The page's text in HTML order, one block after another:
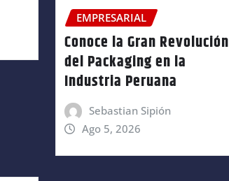
EMPRESARIAL
Conoce la Gran Revolución
del Packaging en la
Industria Peruana
Sebastian Sipión
Ago 5, 2026